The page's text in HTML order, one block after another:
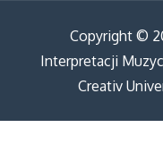
Copyright ©
Interpretacji
Creativ